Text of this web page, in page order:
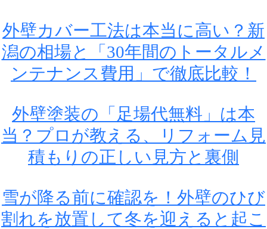
外壁カバー工法は本当に高い？新
潟の相場と「30年間のトータルメ
ンテナンス費用」で徹底比較！
外壁塗装の「足場代無料」は本
当？プロが教える、リフォーム見
積もりの正しい見方と裏側
雪が降る前に確認を！外壁のひび
割れを放置して冬を迎えると起こ